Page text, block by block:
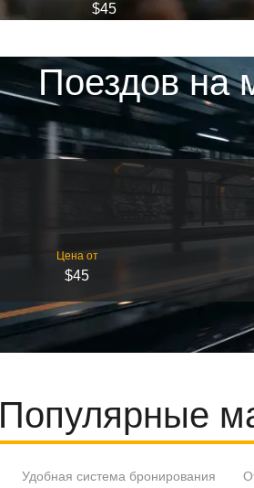
$45
Поездов на
Цена от
$45
Популярные
Удобная система бронирования